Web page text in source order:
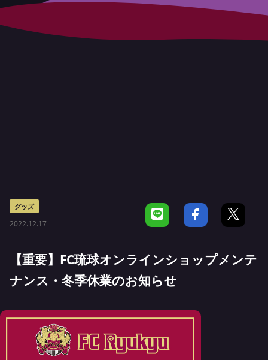
グッズ
2022.12.17
【重要】FC琉球オンラインショップメンテ
ナンス・冬季休業のお知らせ